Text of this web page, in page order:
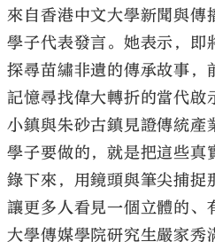
來自香港中文大學新聞與傳
學子代表發言。她表示，即
探尋苗繡非遺的傳承故事，
記憶尋找偉大轉折的當代啟
小鎮與朱砂古鎮見證傳統產
學子要做的，就是把這些真
錄下來，用鏡頭與筆尖捕捉
讓更多人看見一個立體的、
大學傳媒學院研究生嚴家秀